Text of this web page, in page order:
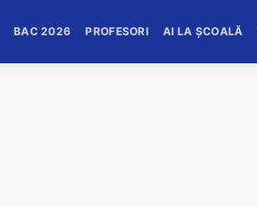
BAC 2026 PROFESORI AI LA ȘCOALĂ